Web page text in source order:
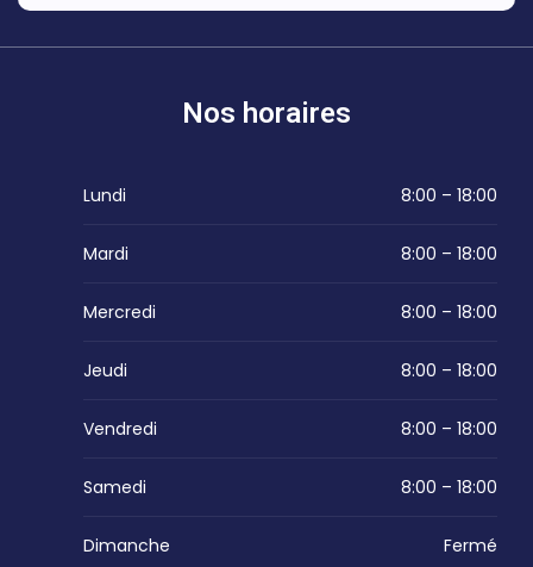
Nos horaires
Lundi 8:00 – 18:00
Mardi 8:00 – 18:00
Mercredi 8:00 – 18:00
Jeudi 8:00 – 18:00
Vendredi 8:00 – 18:00
Samedi 8:00 – 18:00
Dimanche Fermé